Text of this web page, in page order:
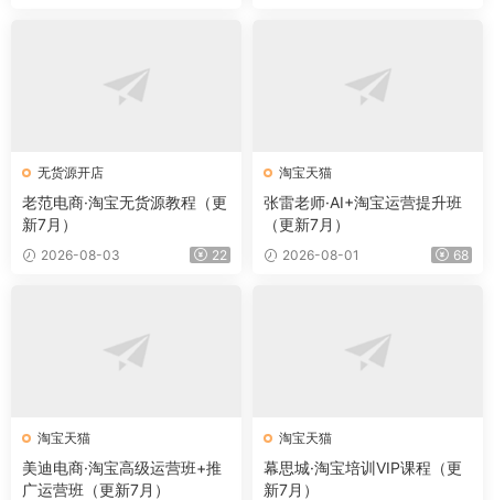
无货源开店
老范电商·淘宝无货源教程（更
新7月）
2026-08-03 22
淘宝天猫
张雷老师·AI+淘宝运营提升班
（更新7月）
2026-08-01 68
淘宝天猫
美迪电商·淘宝高级运营班+推
广运营班（更新7月）
淘宝天猫
幕思城·淘宝培训VIP课程（更
新7月）